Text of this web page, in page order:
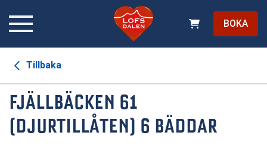
BOKA
Tillbaka
FJÄLLBÄCKEN 61
(DJURTILLÅTEN) 6 BÄDDAR